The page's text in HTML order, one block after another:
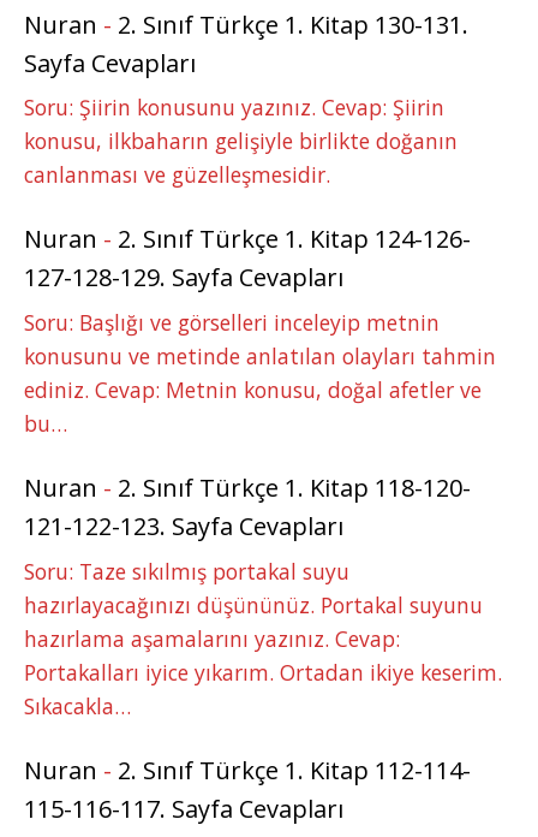
Nuran - 2. Sınıf Türkçe 1. Kitap 130-131.
Sayfa Cevapları
Soru: Şiirin konusunu yazınız. Cevap: Şiirin
konusu, ilkbaharın gelişiyle birlikte doğanın
canlanması ve güzelleşmesidir.
Nuran - 2. Sınıf Türkçe 1. Kitap 124-126-
127-128-129. Sayfa Cevapları
Soru: Başlığı ve görselleri inceleyip metnin
konusunu ve metinde anlatılan olayları tahmin
ediniz. Cevap: Metnin konusu, doğal afetler ve
bu…
Nuran - 2. Sınıf Türkçe 1. Kitap 118-120-
121-122-123. Sayfa Cevapları
Soru: Taze sıkılmış portakal suyu
hazırlayacağınızı düşününüz. Portakal suyunu
hazırlama aşamalarını yazınız. Cevap:
Portakalları iyice yıkarım. Ortadan ikiye keserim.
Sıkacakla…
Nuran - 2. Sınıf Türkçe 1. Kitap 112-114-
115-116-117. Sayfa Cevapları